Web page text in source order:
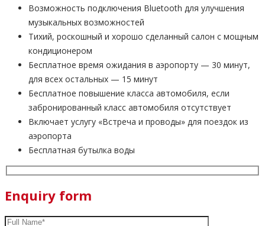
Возможность подключения Bluetooth для улучшения
музыкальных возможностей
Тихий, роскошный и хорошо сделанный салон с мощным
кондиционером
Бесплатное время ожидания в аэропорту — 30 минут,
для всех остальных — 15 минут
Бесплатное повышение класса автомобиля, если
забронированный класс автомобиля отсутствует
Включает услугу «Встреча и проводы» для поездок из
аэропорта
Бесплатная бутылка воды
Enquiry form